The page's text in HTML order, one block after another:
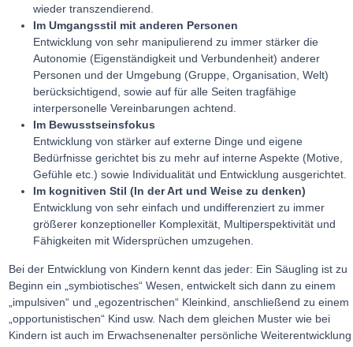
wieder transzendierend.
Im Umgangsstil mit anderen Personen
Entwicklung von sehr manipulierend zu immer stärker die
Autonomie (Eigenständigkeit und Verbundenheit) anderer
Personen und der Umgebung (Gruppe, Organisation, Welt)
berücksichtigend, sowie auf für alle Seiten tragfähige
interpersonelle Vereinbarungen achtend.
Im Bewusstseinsfokus
Entwicklung von stärker auf externe Dinge und eigene
Bedürfnisse gerichtet bis zu mehr auf interne Aspekte (Motive,
Gefühle etc.) sowie Individualität und Entwicklung ausgerichtet.
Im kognitiven Stil (In der Art und Weise zu denken)
Entwicklung von sehr einfach und undifferenziert zu immer
größerer konzeptioneller Komplexität, Multiperspektivität und
Fähigkeiten mit Widersprüchen umzugehen.
Bei der Entwicklung von Kindern kennt das jeder: Ein Säugling ist zu
Beginn ein „symbiotisches“ Wesen, entwickelt sich dann zu einem
„impulsiven“ und „egozentrischen“ Kleinkind, anschließend zu einem
„opportunistischen“ Kind usw. Nach dem gleichen Muster wie bei
Kindern ist auch im Erwachsenenalter persönliche Weiterentwicklung